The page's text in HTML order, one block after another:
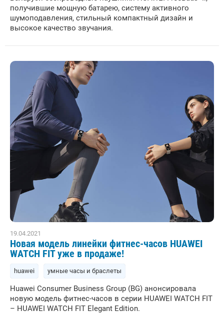
получившие мощную батарею, систему активного
шумоподавления, стильный компактный дизайн и
высокое качество звучания.
19.04.2021
Новая модель линейки фитнес-часов HUAWEI
WATCH FIT уже в продаже!
huawei умные часы и браслеты
Huawei Consumer Business Group (BG) анонсировала
новую модель фитнес-часов в серии HUAWEI WATCH FIT
– HUAWEI WATCH FIT Elegant Edition.